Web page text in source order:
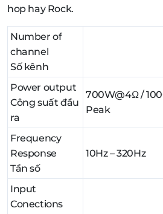
hop hay Rock.
Number of
channel
Số kênh
Power output
Công suất đầu
ra
700W@4Ω /
Peak
Frequency
Response
Tần số
10Hz – 320Hz
Input
Conections